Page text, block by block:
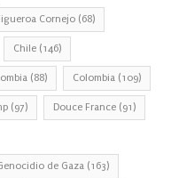
Cornejo (68)
Chile (146)
(88) Colombia (109)
(97) Douce France (91)
de Gaza (163)